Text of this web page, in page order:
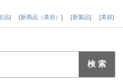
品 新商品（美容） 新製品 美容